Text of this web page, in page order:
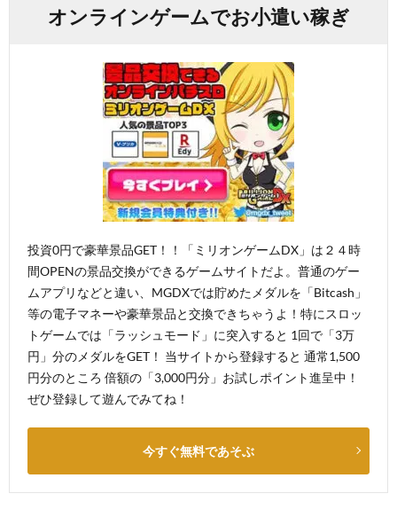
オンラインゲームでお小遣い稼ぎ
投資0円で豪華景品GET！！「ミリオンゲームDX」は２４時
間OPENの景品交換ができるゲームサイトだよ。普通のゲー
ムアプリなどと違い、MGDXでは貯めたメダルを「Bitcash」
等の電子マネーや豪華景品と交換できちゃうよ！特にスロッ
トゲームでは「ラッシュモード」に突入すると 1回で「3万
円」分のメダルをGET！ 当サイトから登録すると 通常1,500
円分のところ 倍額の「3,000円分」お試しポイント進呈中！
ぜひ登録して遊んでみてね！
今すぐ無料であそぶ